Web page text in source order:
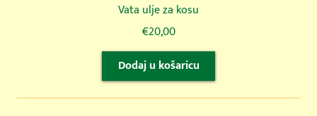
Vata ulje za kosu
€20,00
Dodaj u košaricu